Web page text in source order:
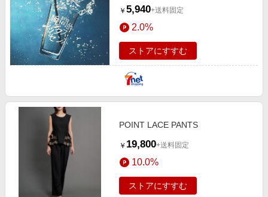
￥ 5,940+送料固定
2.0%
ストアにすすむ
POINT LACE PANTS
￥ 19,800+送料固定
10.0%
ストアにすすむ